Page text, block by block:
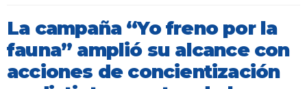
La campaña “Yo freno por la
fauna” amplió su alcance con
acciones de concientización